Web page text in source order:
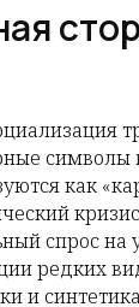
символы
как
спрос на
редких
и